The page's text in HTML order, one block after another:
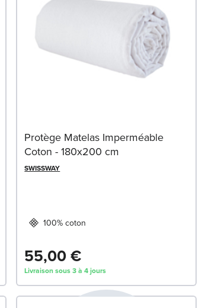
Protège Matelas Imperméable
Coton - 180x200 cm
SWISSWAY
100% coton
55,00 €
Livraison sous 3 à 4 jours